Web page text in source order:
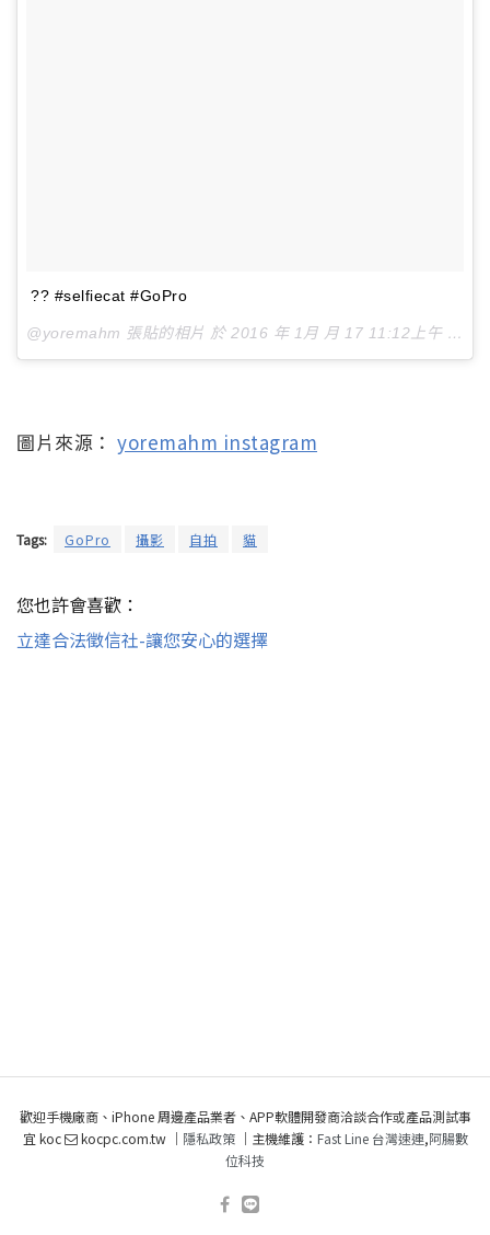
?? #selfiecat #GoPro
@yoremahm 張貼的相片 於 2016 年 1月 月 17 11:12上午 PST
圖片來源： yoremahm instagram
Tags: GoPro 攝影 自拍 貓
您也許會喜歡：
立達合法徵信社-讓您安心的選擇
歡迎手機廠商、iPhone 周邊產品業者、APP軟體開發商洽談合作或產品測試事
宜 koc
kocpc.com.tw ｜ 隱私政策｜主機維護： Fast Line 台灣速連,阿腸數
位科技